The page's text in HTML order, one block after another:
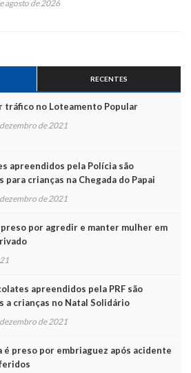
agosto de 2026
RECENTES
tráfico no Loteamento Popular
de 2021
apreendidos pela Polícia são
para crianças na Chegada do Papai
de 2021
preso por agredir e manter mulher em
apreendidos pela PRF são
a crianças no Natal Solidário
de 2021
preso por embriaguez após acidente